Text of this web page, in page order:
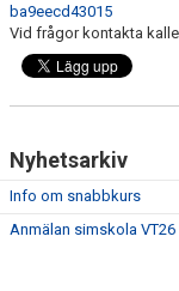
ba9eecd43015
Vid frågor kontakta
Nyhetsarkiv
Info om snabbkurs
Anmälan simskola VT26